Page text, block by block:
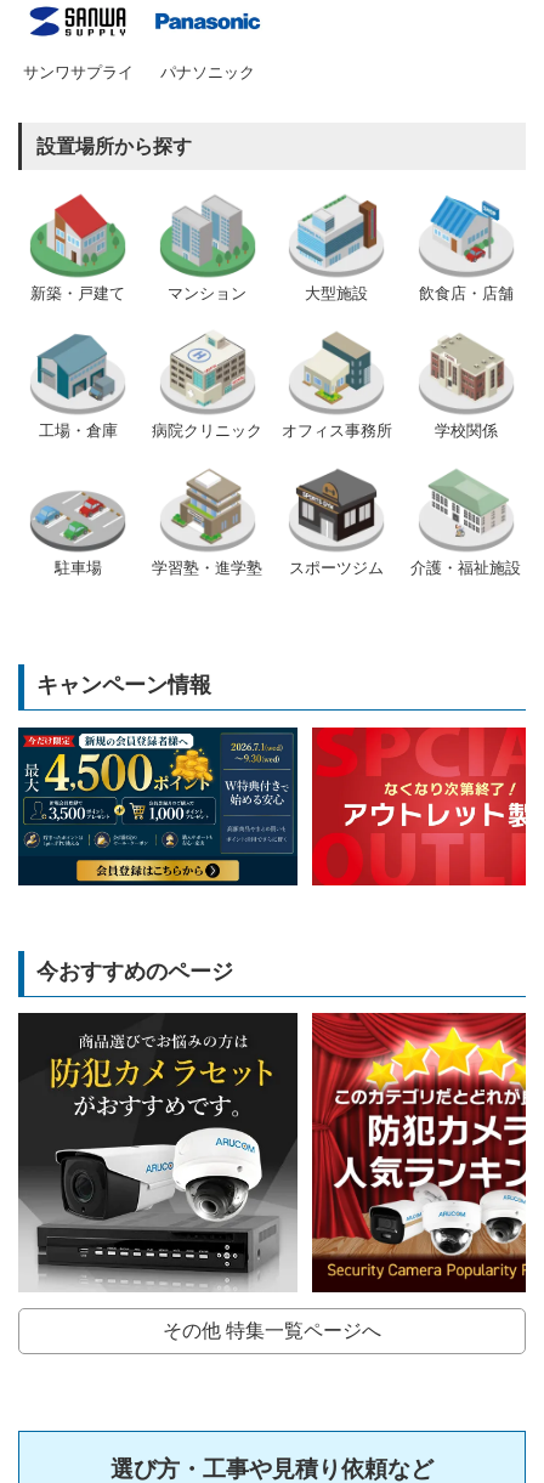
サンワサプライ パナソニック
設置場所から探す
新築・戸建て マンション 大型施設 飲食店・店舗
工場・倉庫 病院クリニック オフィス事務所 学校関係
駐車場 学習塾・進学塾 スポーツジム 介護・福祉施設
キャンペーン情報
今おすすめのページ
その他 特集一覧ページへ
選び方・工事や見積り依頼など